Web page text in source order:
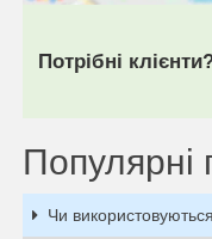
Потрібні
Популярні
Чи